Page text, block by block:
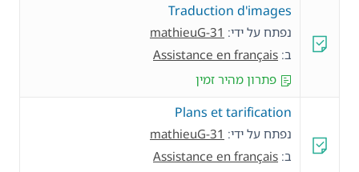
Traduction d'images
נפתח על ידי: mathieuG-31
ב: Assistance en français
פתרון מהיר זמין
Plans et tarification
נפתח על ידי: mathieuG-31
ב: Assistance en français